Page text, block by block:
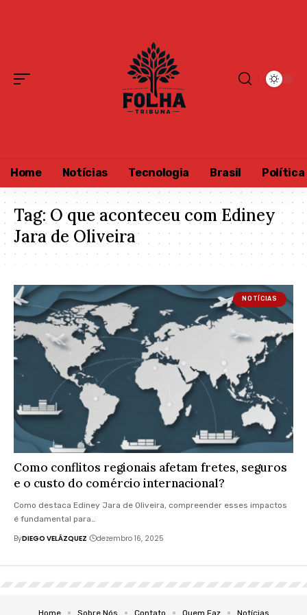
Home Notícias Tecnologia Brasil Política
Tag:O que aconteceu com Ediney
Jara de Oliveira
NOTÍCIAS
Como conflitos regionais afetam fretes, seguros
e o custo do comércio internacional?
Como destaca Ediney Jara de Oliveira, compreender esses impactos
é fundamental para…
ByDIEGO VELÁZQUEZ dezembro 16, 2025
Home Sobre Nós Contato Quem Faz Notícias